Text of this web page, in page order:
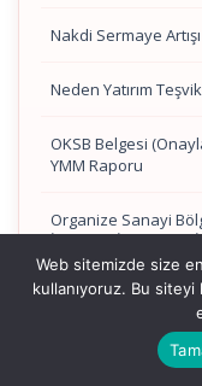
Nakdi Sermaye
Neden Yatırım
OKSB Belgesi
YMM Raporu
Organize Sanayi
İnşasına İlişkin KDV
Pratik Bilgiler
Responsibilities of
Web sitemizde size
kullanıyoruz. Bu